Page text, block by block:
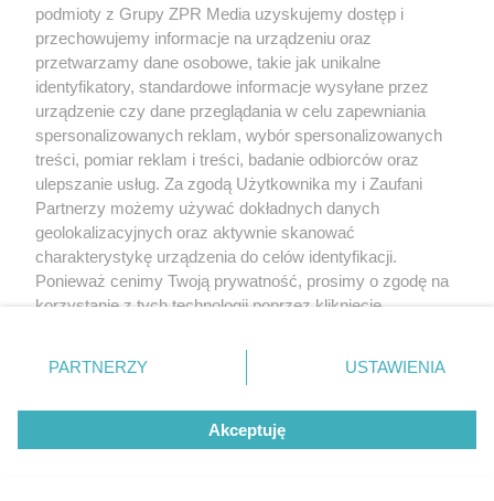
podmioty z Grupy ZPR Media uzyskujemy dostęp i
przechowujemy informacje na urządzeniu oraz
przetwarzamy dane osobowe, takie jak unikalne
identyfikatory, standardowe informacje wysyłane przez
urządzenie czy dane przeglądania w celu zapewniania
spersonalizowanych reklam, wybór spersonalizowanych
treści, pomiar reklam i treści, badanie odbiorców oraz
ulepszanie usług. Za zgodą Użytkownika my i Zaufani
Partnerzy możemy używać dokładnych danych
geolokalizacyjnych oraz aktywnie skanować
charakterystykę urządzenia do celów identyfikacji.
Ponieważ cenimy Twoją prywatność, prosimy o zgodę na
korzystanie z tych technologii poprzez kliknięcie
zmienić/wycofać klikając przycisk ustawień prywatności
znajdujący się w lewym dolnym rogu strony
rodzaje przetwarzania danych nie wymagają zgody
użytkownika, ale masz prawo sprzeciwić się takiemu
przetwarzaniu. Preferencje będą miały zastosowanie tylko
PARTNERZY USTAWIENIA
Akceptuję